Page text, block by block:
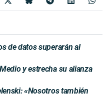
de datos superarán al
y estrecha su alianza
«Nosotros también